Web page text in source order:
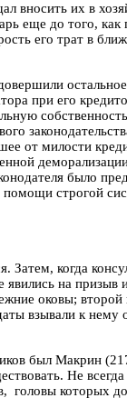
вносить их в
еще до того, как
его трат в
при его
от милости
было
строгой
Затем, когда
на призыв
оковы; второй
взывали к
был Макрин
Не всегда
головы которых